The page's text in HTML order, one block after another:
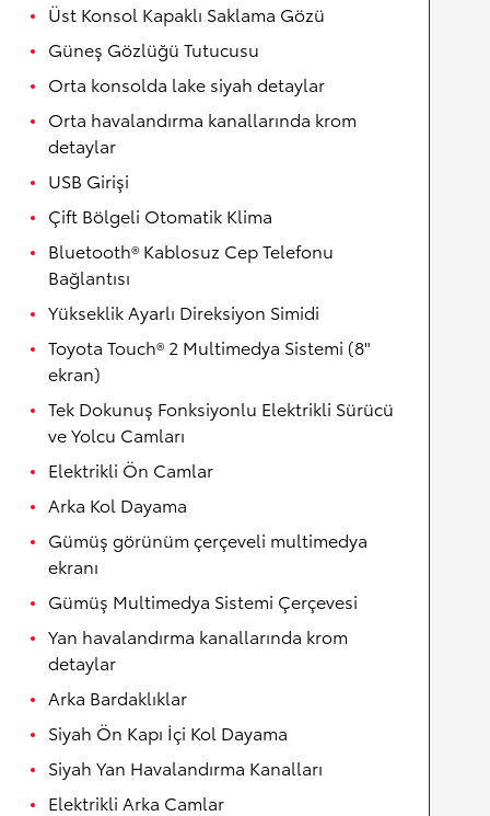
Üst Konsol Kapaklı Saklama Gözü
Güneş Gözlüğü Tutucusu
Orta konsolda lake siyah detaylar
Orta havalandırma kanallarında krom
detaylar
USB Girişi
Çift Bölgeli Otomatik Klima
Bluetooth® Kablosuz Cep Telefonu
Bağlantısı
Yükseklik Ayarlı Direksiyon Simidi
Toyota Touch® 2 Multimedya Sistemi (8"
ekran)
Tek Dokunuş Fonksiyonlu Elektrikli Sürücü
ve Yolcu Camları
Elektrikli Ön Camlar
Arka Kol Dayama
Gümüş görünüm çerçeveli multimedya
ekranı
Gümüş Multimedya Sistemi Çerçevesi
Yan havalandırma kanallarında krom
detaylar
Arka Bardaklıklar
Siyah Ön Kapı İçi Kol Dayama
Siyah Yan Havalandırma Kanalları
Elektrikli Arka Camlar